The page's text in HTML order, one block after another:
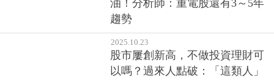
2025.10.23
股市屢創新高，不做投資理財可
以嗎？過來人點破：「這類人」
受傷最慘重
2025.05.20